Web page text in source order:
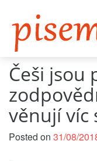
Češi jsou
věnují víc
Posted on 31/08/